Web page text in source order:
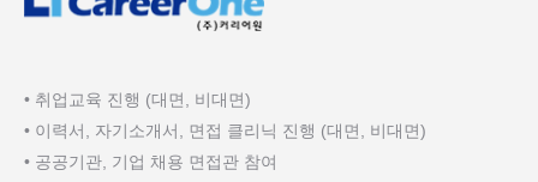
• 취업교육 진행 (대면, 비대면)
• 이력서, 자기소개서, 면접 클리닉 진행 (대면, 비대면)
• 공공기관, 기업 채용 면접관 참여